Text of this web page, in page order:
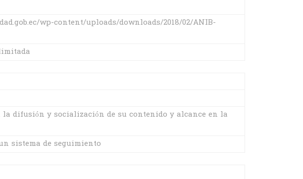
wp-content/uploads/downloads/2018/02/ANIB-
difusión y socialización de su contenido y alcance en la
sistema de seguimiento